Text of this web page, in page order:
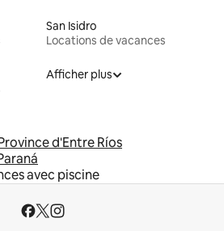
San Isidro
Locations de vacances
Afficher plus
d'Entre Ríos
avec piscine